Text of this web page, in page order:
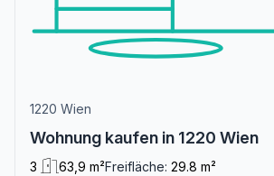
1220 Wien
Wohnung kaufen in 1220 Wien
3 63,9 m²Freifläche: 29.8 m²